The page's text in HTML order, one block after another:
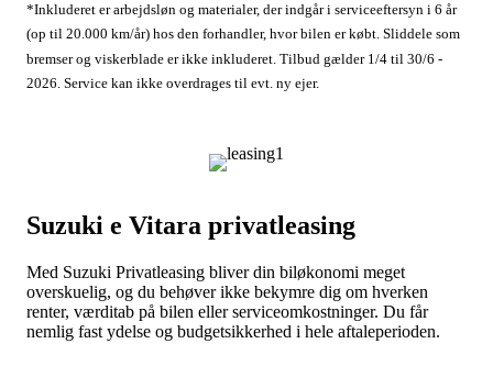
*Inkluderet er arbejdsløn og materialer, der indgår i serviceeftersyn i 6 år
(op til 20.000 km/år) hos den forhandler, hvor bilen er købt. Sliddele som
bremser og viskerblade er ikke inkluderet. Tilbud gælder 1/4 til 30/6 -
2026. Service kan ikke overdrages til evt. ny ejer.
Suzuki e Vitara privatleasing
Med Suzuki Privatleasing bliver din biløkonomi meget
overskuelig, og du behøver ikke bekymre dig om hverken
renter, værditab på bilen eller serviceomkostninger. Du får
nemlig fast ydelse og budgetsikkerhed i hele aftaleperioden.